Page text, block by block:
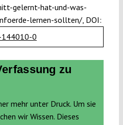
gelernt-hat-und-was-
lernen-sollten/, DOI:
0
zu
mehr unter Druck. Um sie
wir Wissen. Dieses